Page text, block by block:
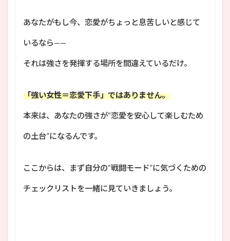
あなたがもし今、恋愛がちょっと息苦しいと感じて
いるなら——
それは強さを発揮する場所を間違えているだけ。
「強い女性＝恋愛下手」ではありません。
本来は、あなたの強さが“恋愛を安心して楽しむため
の土台”になるんです。
ここからは、まず自分の“戦闘モード”に気づくための
チェックリストを一緒に見ていきましょう。